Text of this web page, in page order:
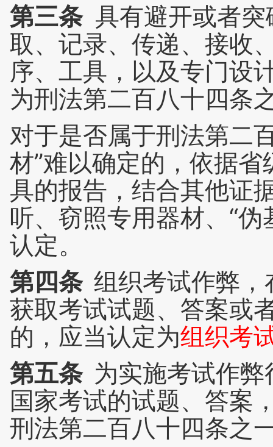
第三条 具有避开或者
取、记录、传递、接收
序、工具，以及专门设
为刑法第二百八十四条
对于是否属于刑法第二
材”难以确定的，依据
具的报告，结合其他证
听、窃照专用器材、“
认定。
第四条 组织考试作弊
获取考试试题、答案或
的，应当认定为组织考
第五条 为实施考试作
国家考试的试题、答案
刑法第二百八十四条之